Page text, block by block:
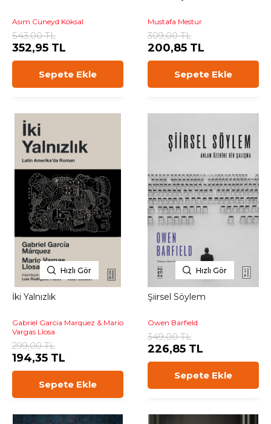
Asım Cüneyd Köksal
543,00 TL
352,95 TL
Sepete Ekle
Mustafa Mestur
309,00 TL
200,85 TL
Sepete Ekle
Hızlı Gör
İki Yalnızlık
Gabriel Garcia Marquez & Mario
Vargas Llosa
299,00 TL
194,35 TL
Sepete Ekle
Hızlı Gör
Şiirsel Söylem
Owen Barfield
349,00 TL
226,85 TL
Sepete Ekle